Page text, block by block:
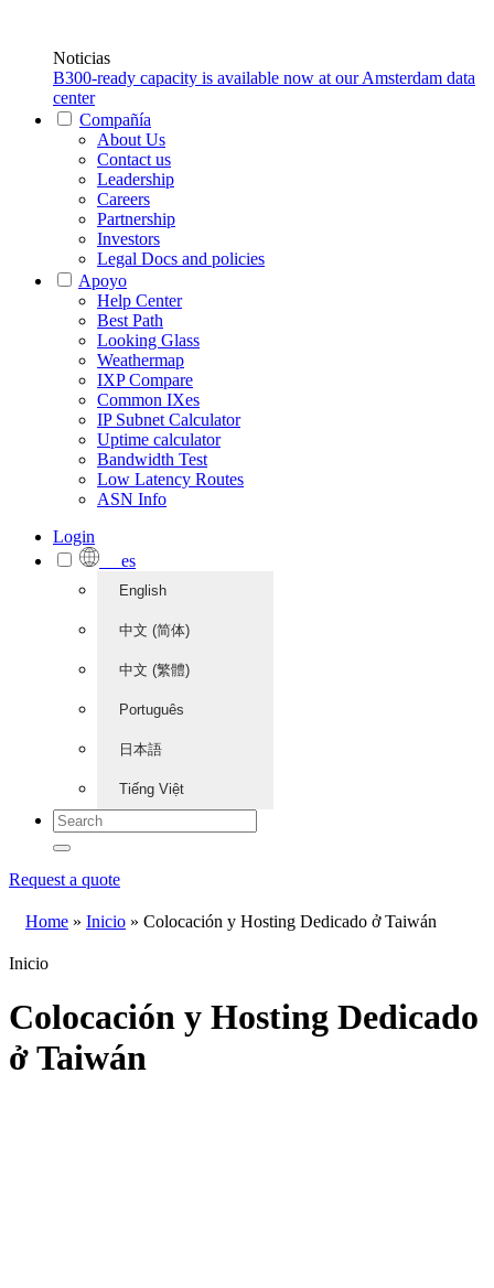
Noticias
B300-ready capacity is available now at our Amsterdam data
center
Compañía
About Us
Contact us
Leadership
Careers
Partnership
Investors
Legal Docs and policies
Apoyo
Help Center
Best Path
Looking Glass
Weathermap
IXP Compare
Common IXes
IP Subnet Calculator
Uptime calculator
Bandwidth Test
Low Latency Routes
ASN Info
Login
es
English
中文 (简体)
中文 (繁體)
Português
日本語
Tiếng Việt
Request a quote
Home » Inicio » Colocación y Hosting Dedicado ở Taiwán
Inicio
Colocación y Hosting Dedicado
ở Taiwán